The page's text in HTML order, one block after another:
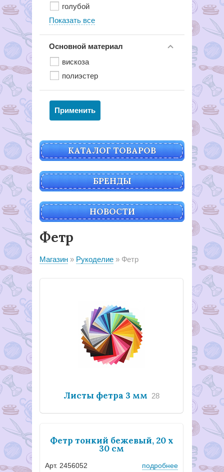
голубой
Показать все
Основной материал
вискоза
полиэстер
КАТАЛОГ ТОВАРОВ
БРЕНДЫ
НОВОСТИ
Фетр
Магазин Рукоделие Фетр
Листы фетра 3 мм 28
Фетр тонкий бежевый, 20 x
30 см
Арт. 2456052 подробнее